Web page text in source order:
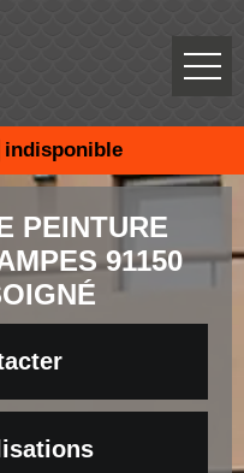
indisponible
PEINTURE
91150